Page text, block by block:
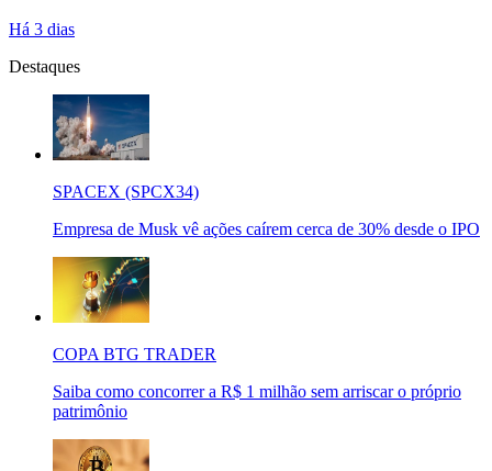
Há 3 dias
Destaques
SPACEX (SPCX34)
Empresa de Musk vê ações caírem cerca de 30% desde o IPO
COPA BTG TRADER
Saiba como concorrer a R$ 1 milhão sem arriscar o próprio
patrimônio